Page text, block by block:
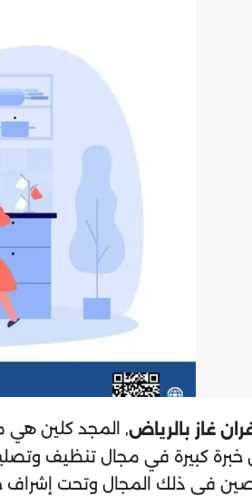
غاز بالرياض, المجد كلين هي
كبيرة في مجال تنظيف وتصليح
في ذلك المجال وتحت إشراف